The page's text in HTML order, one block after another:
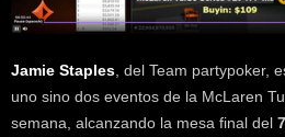
Jamie Staples , del Team partypoker,
uno sino dos eventos de la McLaren
semana, alcanzando la mesa final del